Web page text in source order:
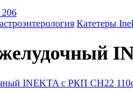
206
Катетеры